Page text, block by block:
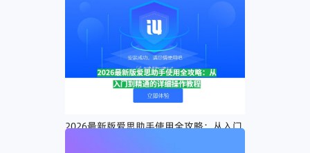
2026最新版爱思助手使用全攻略：从入门